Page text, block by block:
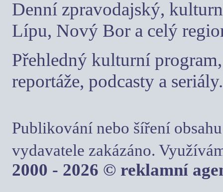
Denní zpravodajský,
Lípu, Nový Bor a celý
Přehledný kulturní
reportáže, podcasty a seriály.
Publikování nebo šíření
vydavatele zakázáno.
2000 - 2026 © reklamní